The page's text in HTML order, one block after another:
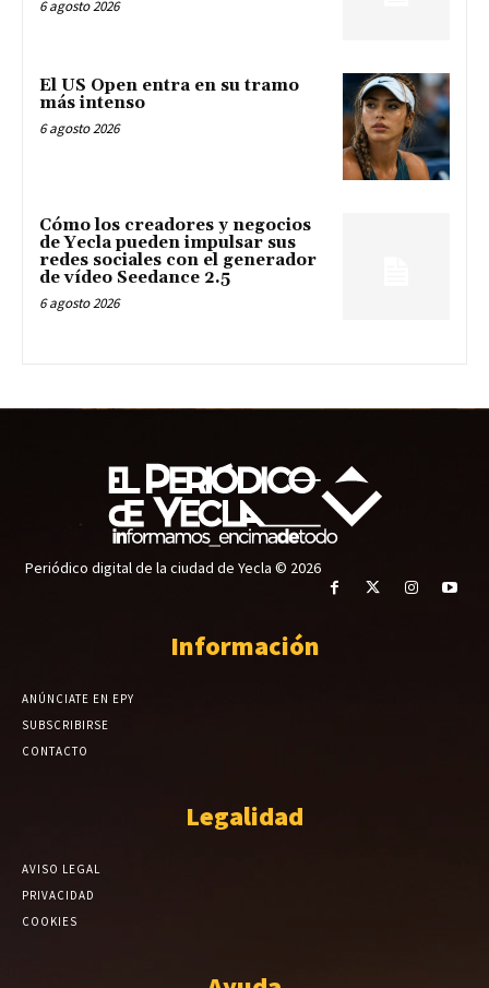
6 agosto 2026
El US Open entra en su tramo
más intenso
6 agosto 2026
Cómo los creadores y negocios
de Yecla pueden impulsar sus
redes sociales con el generador
de vídeo Seedance 2.5
6 agosto 2026
Periódico digital de la ciudad de Yecla © 2026
Información
ANÚNCIATE EN EPY
SUBSCRIBIRSE
CONTACTO
Legalidad
AVISO LEGAL
PRIVACIDAD
COOKIES